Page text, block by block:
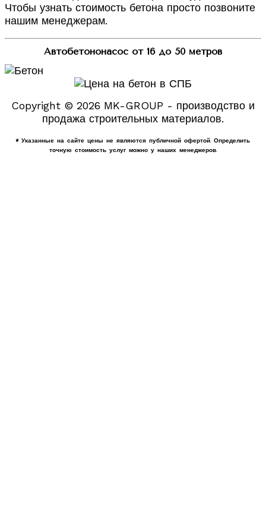
Чтобы узнать стоимость бетона просто позвоните
нашим менеджерам.
Автобетононасос от 16 до 50 метров
Copyright © 2026 MK-GROUP - производство и
продажа строительных материалов.
* Указанные на сайте цены не являются публичной офертой. Определить
точную стоимость услуг можно у наших менеджеров.